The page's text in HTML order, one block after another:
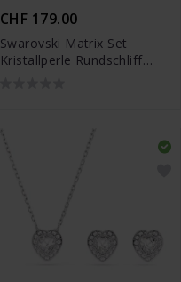
CHF 179.00
Swarovski Matrix Set
Kristallperle Rundschliff